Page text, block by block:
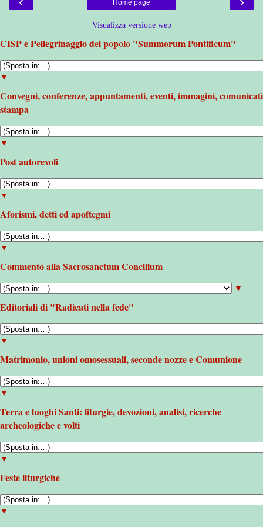
Home page
Visualizza versione web
CISP e Pellegrinaggio del popolo "Summorum Pontificum"
▼
Convegni, conferenze, appuntamenti, eventi, immagini, comunicati
stampa
▼
Post autorevoli
▼
Aforismi, detti ed apoftegmi
▼
Commento alla Sacrosanctum Concilium
▼
Editoriali di "Radicati nella fede"
▼
Matrimonio, unioni omosessuali, seconde nozze e Comunione
▼
Terra e luoghi Santi: liturgie, devozioni, analisi, ricerche
archeologiche e volti
▼
Feste liturgiche
▼